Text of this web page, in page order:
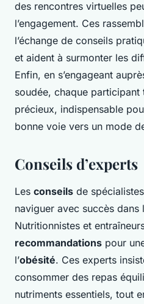
des rencontres virtuelles
l’engagement. Ces
l’échange de conseils
et aident à surmonter les
Enfin, en s’engageant
soudée, chaque
précieux, indispensable
bonne voie vers un mode
Conseils d’experts
Les conseils de
naviguer avec succès dans
Nutritionnistes et
recommandations pour
l’obésité. Ces experts
consommer des repas
nutriments essentiels, tout